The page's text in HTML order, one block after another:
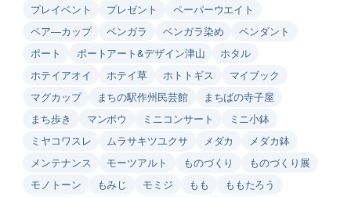
プレイベント
プレゼント
ペーパーウエイト
ペア―カップ
ベンガラ ベンガラ染め
ペンダント
ポート
ポートアート&デザイン津山
ホタル
ホテイアオイ
ホテイ草 ホトトギス
マイブック
マグカップ
まちの駅作州民芸館
まちばの寺子屋
まち歩き
マンボウ ミニコンサート
ミニ小鉢
ミヤコワスレ
ムラサキツユクサ メダカ
メダカ鉢
メンテナンス
モーツアルト ものづくり
ものづくり展
モノトーン
もみじ モミジ もも
ももたろう